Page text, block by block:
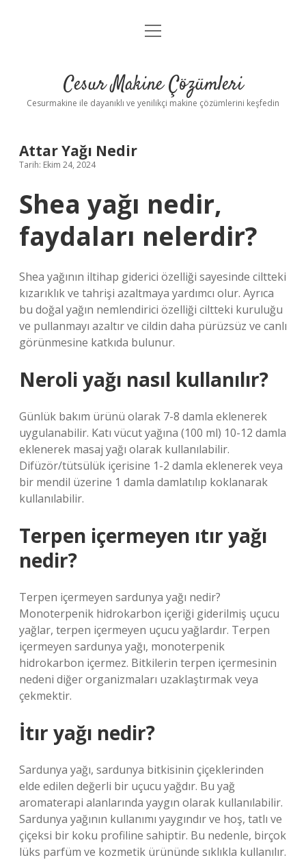
Anasayfa
Yasal Uyarı
menüyü
Cesur Makine Çözümleri
Cesurmakine ile dayanıklı ve yenilikçi makine çözümlerini keşfedin
Attar Yağı Nedir
Tarih: Ekim 24, 2024
Shea yağı nedir,
faydaları nelerdir?
Shea yağının iltihap giderici özelliği sayesinde ciltteki
kızarıklık ve tahrişi azaltmaya yardımcı olur. Ayrıca
bu doğal yağın nemlendirici özelliği ciltteki kuruluğu
ve pullanmayı azaltır ve cildin daha pürüzsüz ve canlı
görünmesine katkıda bulunur.
Neroli yağı nasıl kullanılır?
Günlük bakım ürünü olarak 7-8 damla eklenerek
uygulanabilir. Katı vücut yağına (100 ml) 10-12 damla
eklenerek masaj yağı olarak kullanılabilir.
Difüzör/tütsülük içerisine 1-2 damla eklenerek veya
bir mendil üzerine 1 damla damlatılıp koklanarak
kullanılabilir.
Terpen içermeyen ıtır yağı
nedir?
Terpen içermeyen sardunya yağı nedir?
Monoterpenik hidrokarbon içeriği giderilmiş uçucu
yağlar, terpen içermeyen uçucu yağlardır. Terpen
içermeyen sardunya yağı, monoterpenik
hidrokarbon içermez. Bitkilerin terpen içermesinin
nedeni diğer organizmaları uzaklaştırmak veya
çekmektir.
İtır yağı nedir?
Sardunya yağı, sardunya bitkisinin çiçeklerinden
elde edilen değerli bir uçucu yağdır. Bu yağ
aromaterapi alanlarında yaygın olarak kullanılabilir.
Sardunya yağının kullanımı yaygındır ve hoş, tatlı ve
çiçeksi bir koku profiline sahiptir. Bu nedenle, birçok
lüks parfüm ve kozmetik ürününde sıklıkla kullanılır.